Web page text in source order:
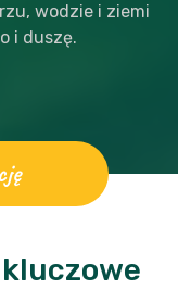
wodzie i ziemi
i duszę.